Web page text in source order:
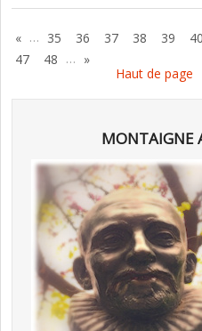
« … 35 36 37 38 39 40
47
48 … »
Haut de page
MONTAIGNE